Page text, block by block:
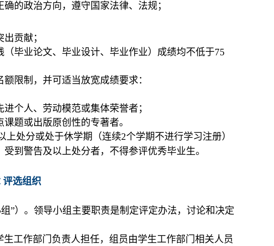
的政治方向，遵守国家法律、法规；
贡献；
毕业论文、毕业设计、毕业作业）成绩均不低于75
限制，并可适当放宽成绩要求：
个人、劳动模范或集体荣誉者；
题或出版原创性的专著者。
处分或处于休学期（连续2个学期不进行学习注册）
受到警告及以上处分者，不得参评优秀毕业生。
评选组织
”）。领导小组主要职责是制定评定办法，讨论和决定
工作部门负责人担任，组员由学生工作部门相关人员